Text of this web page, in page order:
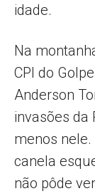
idade.
Na
CPI do
Anderson
invasões da
menos
canela
não pôde